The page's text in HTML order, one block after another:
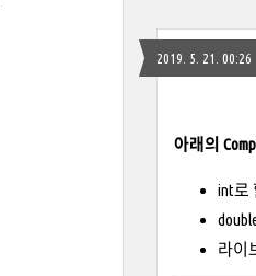
2019. 5. 21. 00:26
아래의
int로
라이